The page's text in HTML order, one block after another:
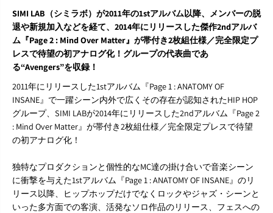
t
e
r
L
P
t
e
r
』
L
P
SIMI LAB（シミラボ）が2011年の1stアルバム以降、メンバーの脱
退や新規加入などを経て、2014年にリリースした傑作2ndアルバ
ム『Page 2 : Mind Over Matter』が帯付き2枚組仕様／完全限定プ
レスで待望の初アナログ化！グループの代表曲であ
る“Avengers”を収録！
2011年にリリースした1stアルバム『Page 1 : ANATOMY OF
INSANE』で一躍シーン内外で広くその存在が認知されたHIP HOP
グループ、SIMI LABが2014年にリリースした2ndアルバム『Page 2
: Mind Over Matter』が帯付き2枚組仕様／完全限定プレスで待望
の初アナログ化！
独特なプロダクションと個性的なMC達の掛け合いで音楽シーン
に衝撃を与えた1stアルバム『Page 1 : ANATOMY OF INSANE』のリ
リース以降、ヒップホップだけでなくロックやジャズ・シーンと
いった多方面での客演、活発なソロ作品のリリース、フェスへの